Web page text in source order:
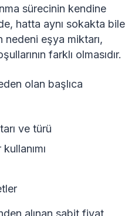
sürecinin kendine
hatta aynı sokakta bile
eşya miktarı,
farklı olmasıdır.
olan başlıca
ve türü
alınan sabit fiyat